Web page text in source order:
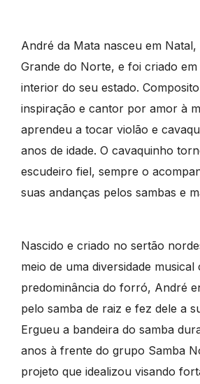
André da Mata nasceu em Natal,
Grande do Norte, e foi criado
interior do seu estado.
inspiração e cantor por amor à
aprendeu a tocar violão e
anos de idade. O cavaquinho
escudeiro fiel, sempre o
suas andanças pelos sambas e
Nascido e criado no sertão
meio de uma diversidade musical
predominância do forró, André
pelo samba de raiz e fez dele a
Ergueu a bandeira do samba
anos à frente do grupo Samba
projeto que idealizou visando